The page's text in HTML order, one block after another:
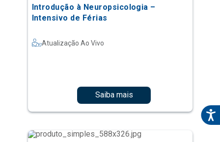
Introdução à Neuropsicologia –
Intensivo de Férias
Atualização Ao Vivo
Saiba mais